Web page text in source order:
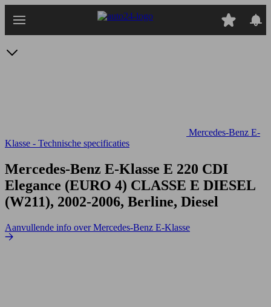
naar
Mercedes-Benz E-
Klasse - Technische specificaties
Mercedes-Benz E-Klasse E 220 CDI
Elegance (EURO 4) CLASSE E DIESEL
(W211), 2002-2006, Berline, Diesel
Aanvullende info over Mercedes-Benz E-Klasse